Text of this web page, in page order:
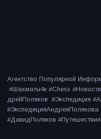
Агентство Популярной
#Шахматы4к #Chess
дрейПоляков #Экспедиция
#ЭкспедицияАндреяПолякова
#ДавидПоляков